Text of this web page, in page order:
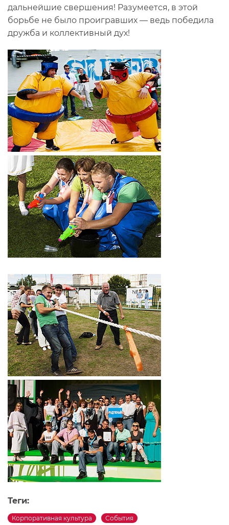
дальнейшие свершения! Разумеется, в этой
борьбе не было проигравших — ведь победила
дружба и коллективный дух!
Теги:
Корпоративная культура События